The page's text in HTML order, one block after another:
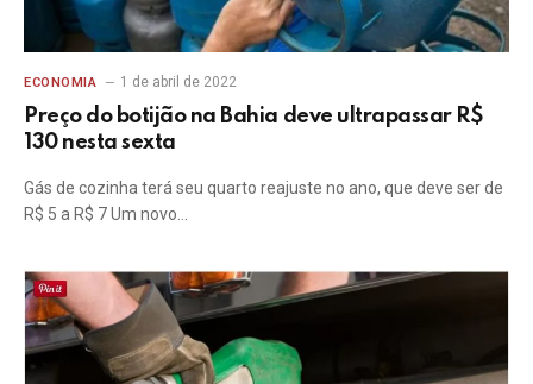
ECONOMIA 1 de abril de 2022
Preço do botijão na Bahia deve ultrapassar R$
130 nesta sexta
Gás de cozinha terá seu quarto reajuste no ano, que deve ser de
R$ 5 a R$ 7 Um novo…